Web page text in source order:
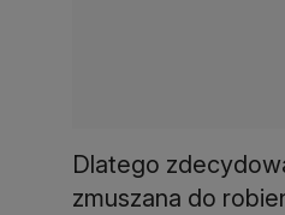
Dlatego
zmuszana do